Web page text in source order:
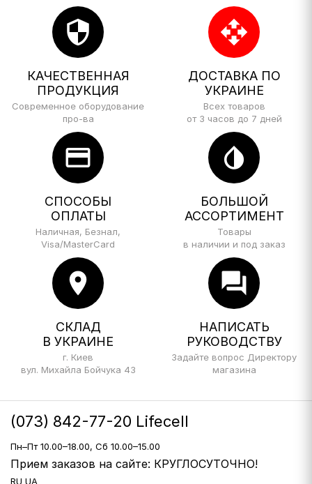
security
КАЧЕСТВЕННАЯ
ПРОДУКЦИЯ
Современное оборудование
про-ва
open_with
ДОСТАВКА ПО
УКРАИНЕ
Всех товаров
от 3 часов до 7 дней
credit_card
СПОСОБЫ
ОПЛАТЫ
Наличная, Безнал,
Visa/MasterCard
invert_colors
БОЛЬШОЙ
АССОРТИМЕНТ
Товары
в наличии и под заказ
location_on
СКЛАД
В УКРАИНЕ
г. Киев
вул. Михайла Бойчука 43
forum
НАПИСАТЬ
РУКОВОДСТВУ
Задайте вопрос Директору
магазина
(073) 842-77-20 Lifecell
Пн–Пт 10.00–18.00, Сб 10.00–15.00
Прием заказов на сайте: КРУГЛОСУТОЧНО!
RU UA